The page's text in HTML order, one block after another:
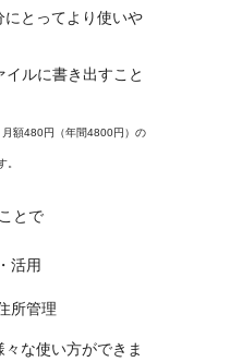
にとってより使いや
ルに書き出すこと
額480円（年間4800円）の
。
とで
活用
所管理
な使い方ができま